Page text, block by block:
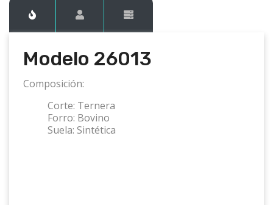
Modelo 26013
Composición:
Corte: Ternera
Forro: Bovino
Suela: Sintética